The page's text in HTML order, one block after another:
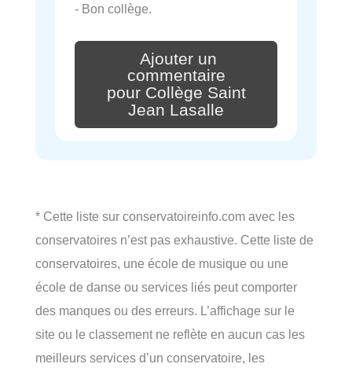
- Bon collège.
Ajouter un
commentaire
pour Collège Saint
Jean Lasalle
* Cette liste sur conservatoireinfo.com avec les
conservatoires n’est pas exhaustive. Cette liste de
conservatoires, une école de musique ou une
école de danse ou services liés peut comporter
des manques ou des erreurs. L’affichage sur le
site ou le classement ne reflète en aucun cas les
meilleurs services d’un conservatoire, les